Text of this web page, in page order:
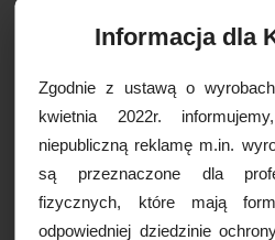
OPCJE DOSTAWY
Drukuj
WIĘCEJ INFORMACJI
Informacja dla
Zgodnie z ustawą o
kwietnia 2022r.
niepubliczną reklamę m.in.
są przeznaczone dla
fizycznych, które mają
odpowiedniej dziedzinie